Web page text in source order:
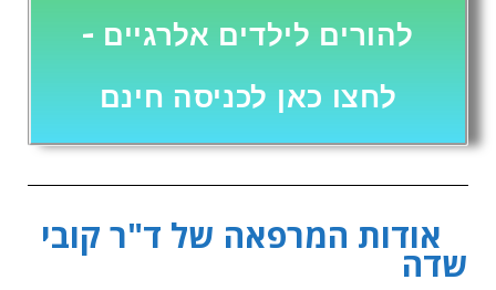
להורים לילדים אלרגיים -
לחצו כאן לכניסה חינם
אודות המרפאה של ד"ר קובי
שדה